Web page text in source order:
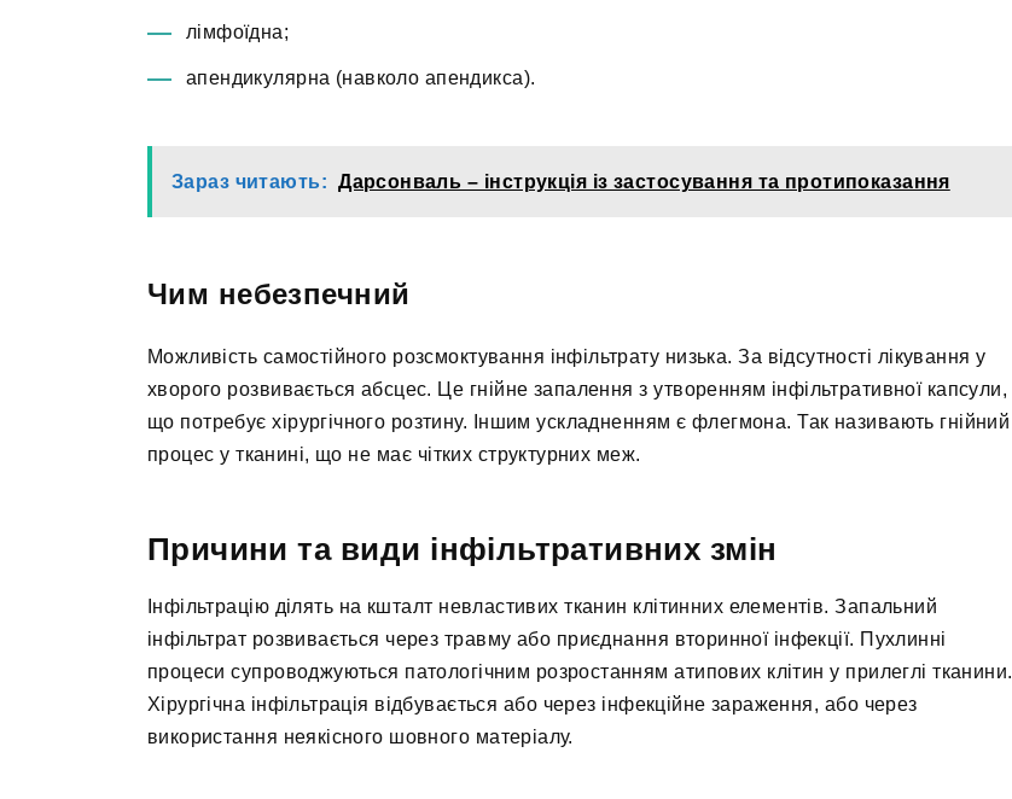
лімфоїдна;
апендикулярна (навколо апендикса).
Зараз читають: Дарсонваль – інструкція із застосування та протипоказання
Чим небезпечний
Можливість самостійного розсмоктування інфільтрату низька. За відсутності лікування у
хворого розвивається абсцес. Це гнійне запалення з утворенням інфільтративної капсули,
що потребує хірургічного розтину. Іншим ускладненням є флегмона. Так називають гнійний
процес у тканині, що не має чітких структурних меж.
Причини та види інфільтративних змін
Інфільтрацію ділять на кшталт невластивих тканин клітинних елементів. Запальний
інфільтрат розвивається через травму або приєднання вторинної інфекції. Пухлинні
процеси супроводжуються патологічним розростанням атипових клітин у прилеглі тканини.
Хірургічна інфільтрація відбувається або через інфекційне зараження, або через
використання неякісного шовного матеріалу.